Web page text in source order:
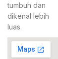
tumbuh dan
dikenal lebih
luas.